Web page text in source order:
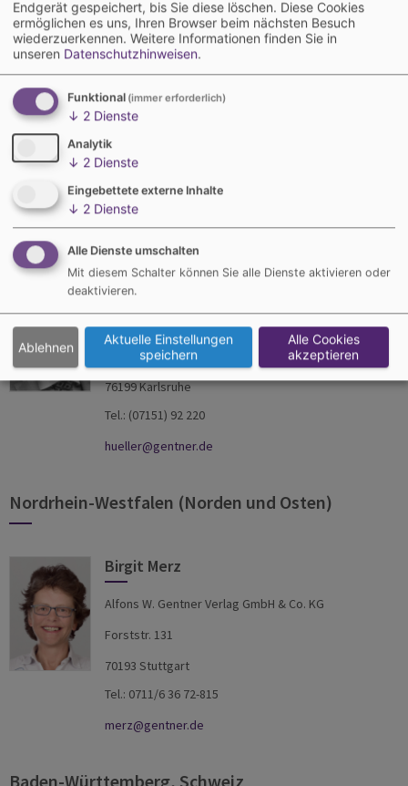
dina.fettig@gentner.de
Lutz Roloff
Medienquartier
Gretelweg 1a
76199 Karlsruhe
Tel.: 0711/25 60 015
roloff@gentner.de
Peter Hüller
Medienquartier
Gretelweg 1a
76199 Karlsruhe
Tel.: (07151) 92 220
hueller@gentner.de
Nordrhein-Westfalen (Norden und Osten)
Birgit Merz
Alfons W. Gentner Verlag GmbH & Co. KG
Forststr. 131
70193 Stuttgart
Tel.: 0711/6 36 72-815
merz@gentner.de
Baden-Württemberg, Schweiz
Endgerät gespeichert, bis Sie diese löschen. Diese Cookies
ermöglichen es uns, Ihren Browser beim nächsten Besuch
wiederzuerkennen. Weitere Informationen finden Sie in
unseren Datenschutzhinweisen.
Funktional (immer erforderlich)
↓ 2 Dienste
Analytik
↓ 2 Dienste
Eingebettete externe Inhalte
↓ 2 Dienste
Alle Dienste umschalten
Mit diesem Schalter können Sie alle Dienste aktivieren oder
deaktivieren.
Ablehnen
Aktuelle Einstellungen
speichern
Alle Cookies
akzeptieren